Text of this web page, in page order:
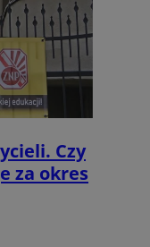
Czy
za okres